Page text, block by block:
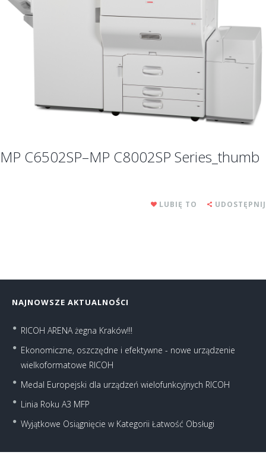
MP C6502SP–MP C8002SP Series_thumb
LUBIĘ TO UDOSTĘPNIJ
NAJNOWSZE AKTUALNOŚCI
RICOH ARENA żegna Kraków!!!
Ekonomiczne, oszczędne i efektywne - nowe urządzenie
wielkoformatowe RICOH
Medal Europejski dla urządzeń wielofunkcyjnych RICOH
Linia Roku A3 MFP
Wyjątkowe Osiągnięcie w Kategorii Łatwość Obsługi